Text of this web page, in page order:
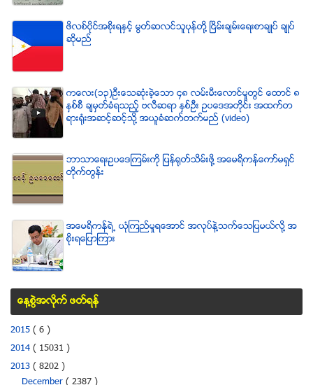
ဖိလစ္ပိုင္အစိုးရႏွင့္ မြတ္ဆလင္သူပုန္တို႔ ၿငိမ္းခ်မ္းေရးစာခ်ဳပ္ ခ်ဳပ္
ဆိုမည္
ကေလး(၁၃)ဦးေသဆံုးခဲ့ေသာ ၄၈ လမ္းမီးေလာင္မႈတြင္ ေထာင္ ၈
ႏွစ္စီ ခ်မွတ္ခံရသည့္ ဗလီဆရာ ႏွစ္ဦး ဥပေဒအတိုင္း အထက္တ
ရားရံုးအဆင့္ဆင့္သို႔ အယူခံဆက္တက္မည္ (video)
ဘာသာေရးဥပေဒၾကမ္းကို ျပန္ရုတ္သိမ္းဖို႔ အေမရိကန္ေကာ္မရွင္
တိုက္တြန္း
အေမရိကန္ရဲ႕ ယံုၾကည္မႈရေအာင္ အလုပ္နဲ႔သက္ေသျပမယ္လုိ႔ အ
စုိးရေျပာၾကား
ေန႔စြဲအလိုက္ ဖတ္ရန္
2015 ( 6 )
2014 ( 15031 )
2013 ( 8202 )
December ( 2387 )